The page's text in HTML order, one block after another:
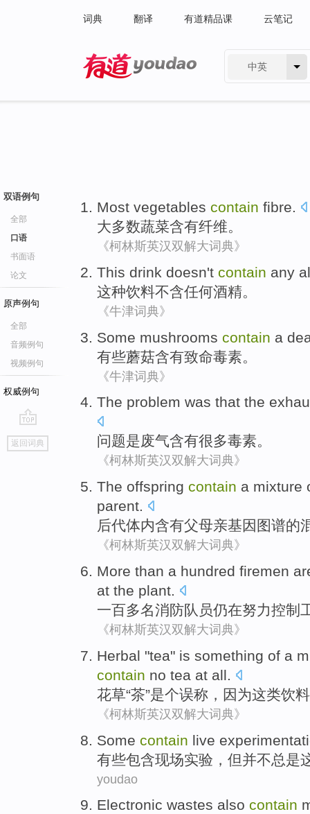
词典 翻译 有道精品课 云笔记
中英
双语例句
全部
口语
书面语
论文
原声例句
全部
音频例句
视频例句
权威例句
go
top
返回词典
Most vegetables contain fibre.
大多数蔬菜含有纤维。
《柯林斯英汉双解大词典》
This drink doesn't contain any
这种饮料不含任何酒精。
《牛津词典》
Some mushrooms contain a
有些蘑菇含有致命毒素 。
《牛津词典》
The problem was that the
问题是废气含有很多毒素。
《柯林斯英汉双解大词典》
The offspring contain a mixture
parent.
后代体内含有父母亲基因 图谱的
《柯林斯英汉双解大词典》
More than a hundred firemen
at the plant.
一百多名消防队员仍在努力控制
《柯林斯英汉双解大词典》
Herbal "tea" is something of a
contain no tea at all.
花草“茶”是个误称， 因为这类饮料
《柯林斯英汉双解大词典》
Some contain live
有些包含现场实验 ， 但并不总是
youdao
Electronic wastes also contain